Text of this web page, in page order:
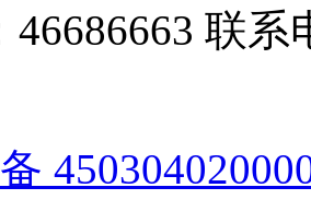
46686663 联